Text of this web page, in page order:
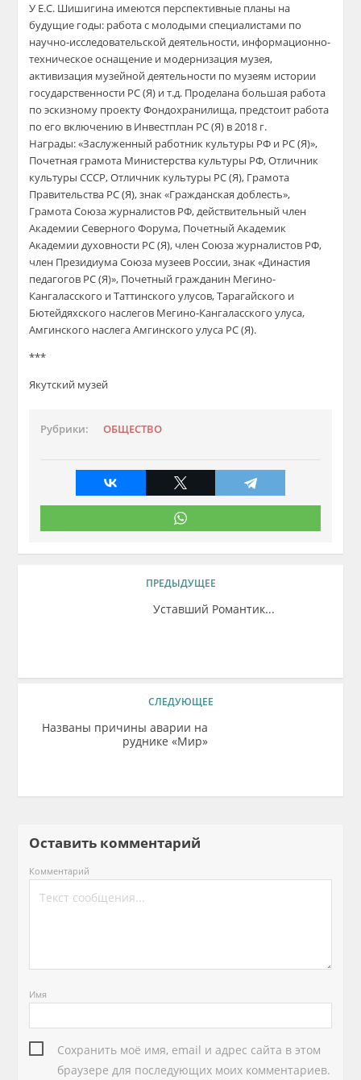
​У Е.С. Шишигина имеются перспективные планы на
будущие годы: работа с молодыми специалистами по
научно-исследовательской деятельности, информационно-
техническое оснащение и модернизация музея,
активизация музейной деятельности по музеям истории
государственности РС (Я) и т.д. Проделана большая работа
по эскизному проекту Фондохранилища, предстоит работа
по его включению в Инвестплан РС (Я) в 2018 г.
​Награды: «Заслуженный работник культуры РФ и РС (Я)»,
Почетная грамота Министерства культуры РФ, Отличник
культуры СССР, Отличник культуры РС (Я), Грамота
Правительства РС (Я), знак «Гражданская доблесть»,
Грамота Союза журналистов РФ, действительный член
Академии Северного Форума, Почетный Академик
Академии духовности РС (Я), член Союза журналистов РФ,
член Президиума Союза музеев России, знак «Династия
педагогов РС (Я)», Почетный гражданин Мегино-
Кангаласского и Таттинского улусов, Тарагайского и
Бютейдяхского наслегов Мегино-Кангаласского улуса,
Амгинского наслега Амгинского улуса РС (Я).
***
Якутский музей
Рубрики: ОБЩЕСТВО
ПРЕДЫДУЩЕЕ
Уставший Романтик...
СЛЕДУЮЩЕЕ
Названы причины аварии на
руднике «Мир»
Оставить комментарий
Комментарий
Имя
Сохранить моё имя, email и адрес сайта в этом
браузере для последующих моих комментариев.